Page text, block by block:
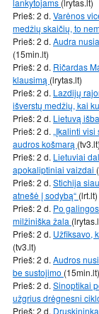
lankytojams (lrytas.lt)
Prieš: 2 d. Varėnos
medžių skaičių, to
Prieš: 2 d. Audra
(15min.lt)
Prieš: 2 d. Ričardas
klausimą (lrytas.lt)
Prieš: 2 d. Lazdijų
išverstų medžių, kai
Prieš: 2 d. Lietuvą
Prieš: 2 d. „Įkalinti
audros košmarą (tv3.lt)
Prieš: 2 d. Lietuviai
apokaliptiniai vaizdai
Prieš: 2 d. Stichija
atnešė į sodybą“ (lrt.lt)
Prieš: 2 d. Po
milžiniška žala
Prieš: 2 d. Užfiksavo,
(tv3.lt)
Prieš: 2 d. Audros
be sustojimo (15min.lt)
Prieš: 2 d. Sinoptikai
užgrius drėgnesni
Prieš: 2 d.